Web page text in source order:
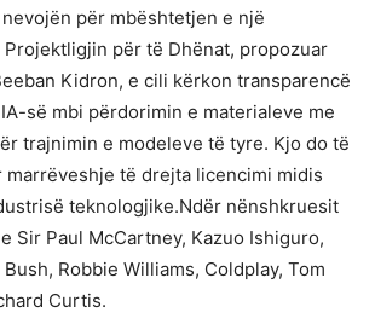
për mbështetjen e një
Projektligjin për të Dhënat, propozuar
Kidron, e cili kërkon transparencë
së mbi përdorimin e materialeve me
trajnimin e modeleve të tyre. Kjo do të
marrëveshje të drejta licencimi midis
teknologjike.Ndër nënshkruesit
Sir Paul McCartney, Kazuo Ishiguro,
Robbie Williams, Coldplay, Tom
Curtis.